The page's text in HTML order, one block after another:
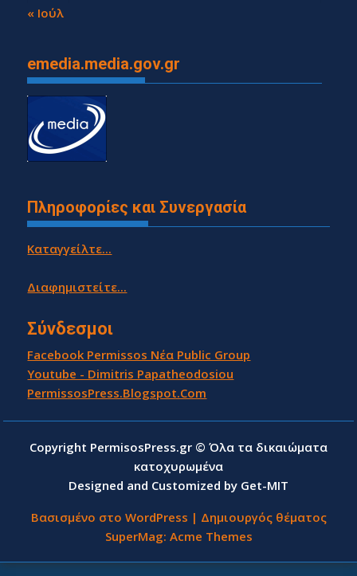
31
« Ιούλ
emedia.media.gov.gr
Πληροφορίες και Συνεργασία
Καταγγείλτε...
Διαφημιστείτε...
Σύνδεσμοι
Facebook Permissos Νέα Public Group
Youtube - Dimitris Papatheodosiou
PermissosPress.Blogspot.Com
Copyright PermisosPress.gr © Όλα τα δικαιώματα
κατοχυρωμένα
Designed and Customized by Get-MIT
Βασισμένο στο WordPress | Δημιουργός θέματος
SuperMag: Acme Themes